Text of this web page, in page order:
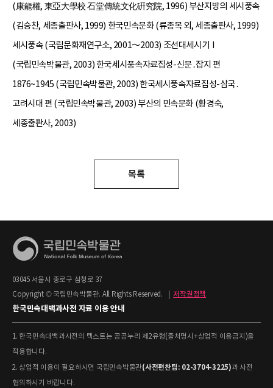
(康龍權, 東亞大學校 石堂傳統文化硏究院, 1996) 부산지방의 세시풍속
(김승찬, 세종출판사, 1999) 한국민속문화 (류종목 외, 세종출판사, 1999)
세시풍속 (국립문화재연구소, 2001～2003) 조선대세시기Ⅰ
(국립민속박물관, 2003) 한국세시풍속자료집성-신문․잡지 편
1876~1945 (국립민속박물관, 2003) 한국세시풍속자료집성-삼국․
고려시대 편 (국립민속박물관, 2003) 부산의 민속문화 (황경숙,
세종출판사, 2003)
목록
03045 서울시 종로구 삼청로 37
Copyright © 국립민속박물관. All Rights Reserved.
저작권정책
한국민속대백과사전 자료 이용 안내
1. 한국민속대백과사전의 텍스트는 공공누리 제2유형(출처명시+상업적 이용금지)을
적용합니다.
2. 상업적 이용이 필요하시면 국립민속박물관(사전편찬팀: 02-3704-3225)과 사전
협의하시기 바랍니다.